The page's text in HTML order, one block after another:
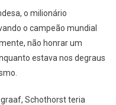
o milionário
o campeão mundial
não honrar um
estava nos degraus
Schothorst teria